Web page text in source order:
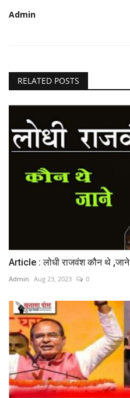
Admin
RELATED POSTS
Article : लोधी राजवंश कौन थे ,जाने
Admin Aug 23, 2023 0